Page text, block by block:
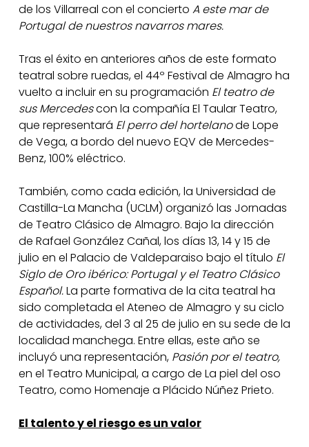
de los Villarreal con el concierto A este mar de
Portugal de nuestros navarros mares.
Tras el éxito en anteriores años de este formato
teatral sobre ruedas, el 44º Festival de Almagro ha
vuelto a incluir en su programación El teatro de
sus Mercedescon la compañía El Taular Teatro,
que representará El perro del hortelanode Lope
de Vega, a bordo del nuevo EQV de Mercedes-
Benz, 100% eléctrico.
También, como cada edición, la Universidad de
Castilla-La Mancha (UCLM) organizó las Jornadas
de Teatro Clásico de Almagro. Bajo la dirección
de Rafael González Cañal, los días 13, 14 y 15 de
julio en el Palacio de Valdeparaiso bajo el título El
Siglo de Oro ibérico: Portugal y el Teatro Clásico
Español.La parte formativa de la cita teatral ha
sido completada el Ateneo de Almagro y su ciclo
de actividades, del 3 al 25 de julio en su sede de la
localidad manchega. Entre ellas, este año se
incluyó una representación, Pasión por el teatro,
en el Teatro Municipal, a cargo de La piel del oso
Teatro, como Homenaje a Plácido Núñez Prieto.
El talento y el riesgo es un valor